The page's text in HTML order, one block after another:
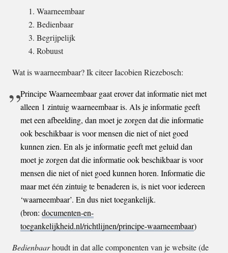
Waarneembaar
Bedienbaar
Begrijpelijk
Robuust
Wat is waarneembaar? Ik citeer Iacobien Riezebosch:
Principe Waarneembaar gaat erover dat informatie niet met
alleen 1 zintuig waarneembaar is. Als je informatie geeft
met een afbeelding, dan moet je zorgen dat die informatie
ook beschikbaar is voor mensen die niet of niet goed
kunnen zien. En als je informatie geeft met geluid dan
moet je zorgen dat die informatie ook beschikbaar is voor
mensen die niet of niet goed kunnen horen. Informatie die
maar met één zintuig te benaderen is, is niet voor iedereen
‘waarneembaar’. En dus niet toegankelijk.
(bron: documenten-en-
toegankelijkheid.nl/richtlijnen/principe-waarneembaar)
Bedienbaarhoudt in dat alle componenten van je website (de